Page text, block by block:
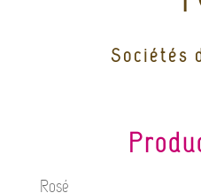
Sociétés
Rosé